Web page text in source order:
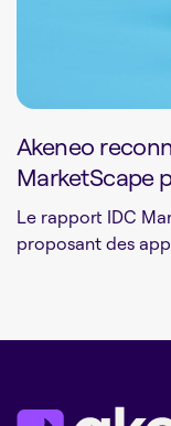
Akeneo
MarketScape
Le rapport IDC
proposant des